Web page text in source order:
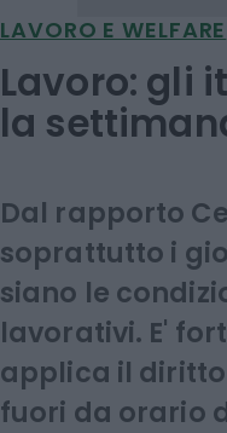
LAVORO E WELFARE
Lavoro: gli
la
Dal rapporto
soprattutto i
siano le
lavorativi. E'
applica il
fuori da orario